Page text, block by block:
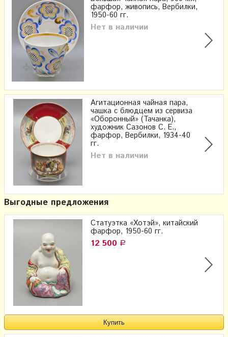
фарфор, живопись, Вербилки,
1950-60 гг.
Нет в наличии
Агитационная чайная пара,
чашка с блюдцем из сервиза
«Оборонный» (Тачанка),
художник Сазонов С. Е.,
фарфор, Вербилки, 1934-40
гг.
Нет в наличии
Выгодные предложения
Статуэтка «Хотэй», китайский
фарфор, 1950-60 гг.
12 500 Р